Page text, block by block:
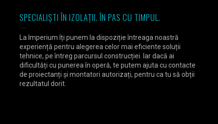
SPECIALIȘTI ÎN IZOLAȚII. ÎN PAS CU TIMPUL.
La Imperium îți punem la dispoziție întreaga noastră
experiență pentru alegerea celor mai eficiente soluții
tehnice, pe întreg parcursul construcției. Iar dacă ai
dificultăți cu punerea în operă, te putem ajuta cu contacte
de proiectanți și montatori autorizați, pentru ca tu să obții
rezultatul dorit.